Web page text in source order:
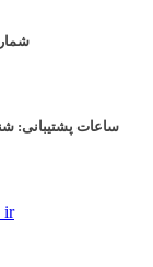
ساعات پشتیبانی: